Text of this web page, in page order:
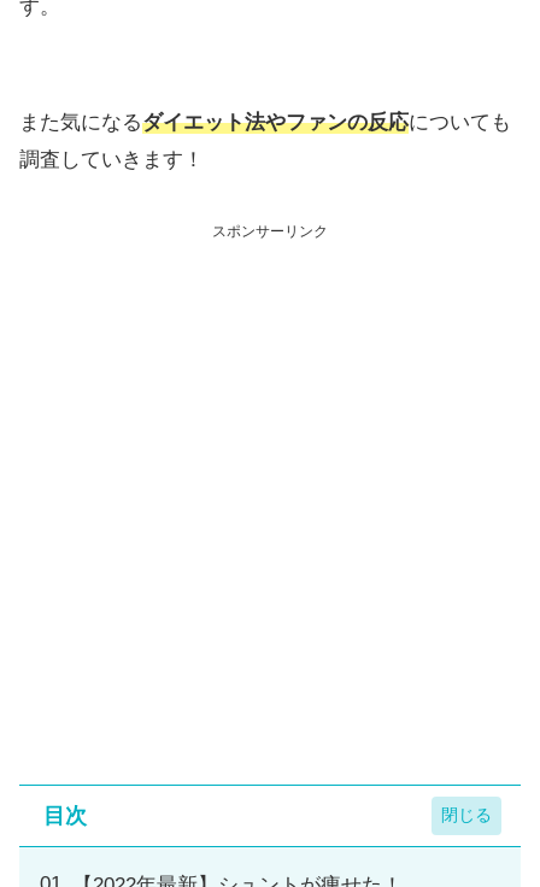
す。
また気になるダイエット法やファンの反応についても
調査していきます！
スポンサーリンク
目次